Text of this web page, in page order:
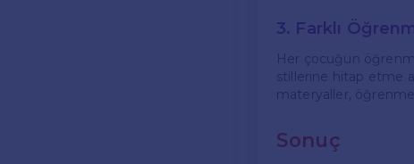
3. Farklı
Her çocuğun
stillerine hitap etme
materyaller,
Sonuç